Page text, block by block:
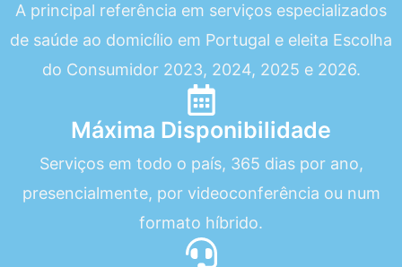
A principal referência em serviços especializados
de saúde ao domicílio em Portugal e eleita Escolha
do Consumidor 2023, 2024, 2025 e 2026.
Máxima Disponibilidade
Serviços em todo o país, 365 dias por ano,
presencialmente, por videoconferência ou num
formato híbrido.